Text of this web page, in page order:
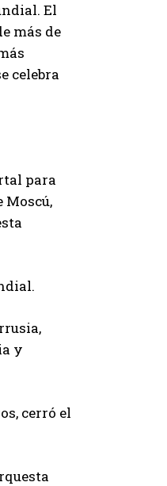
El
más de
celebra
para
Moscú,
y
cerró el